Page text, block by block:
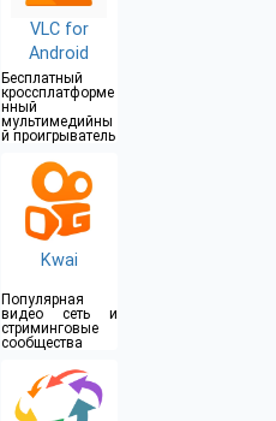
VLC for
Android
Бесплатный
кроссплатформе
нный
мультимедийны
й проигрыватель
Kwai
Популярная
видео сеть и
стриминговые
сообщества